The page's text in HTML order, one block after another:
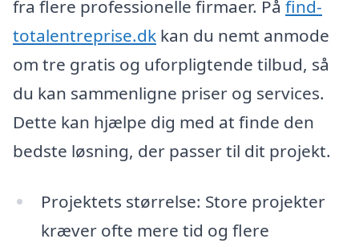
fra flere professionelle firmaer. På find-
totalentreprise.dk kan du nemt anmode
om tre gratis og uforpligtende tilbud, så
du kan sammenligne priser og services.
Dette kan hjælpe dig med at finde den
bedste løsning, der passer til dit projekt.
Projektets størrelse: Store projekter
kræver ofte mere tid og flere